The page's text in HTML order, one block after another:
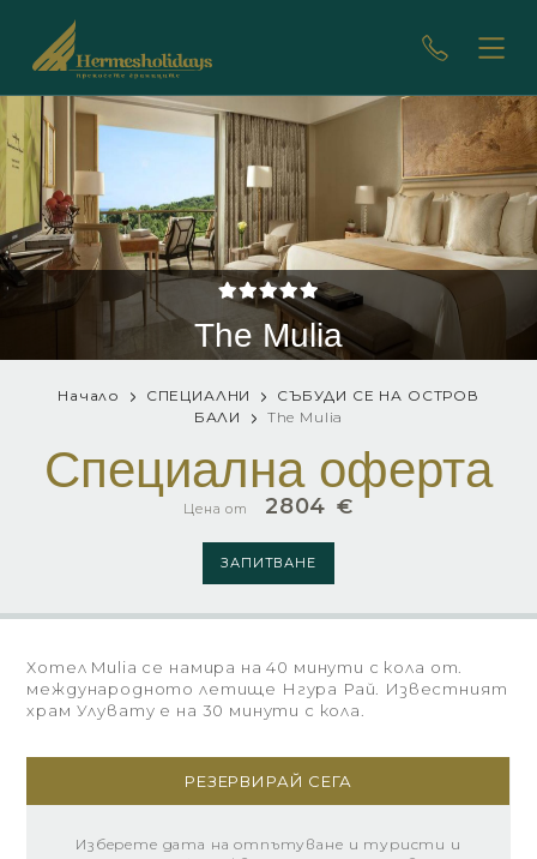
The Mulia
Начало СПЕЦИАЛНИ
СЪБУДИ СЕ НА ОСТРОВ
БАЛИ
The Mulia
Специална оферта
Цена от 2804 €
ЗАПИТВАНЕ
Хотел Mulia се намира на 40 минути с кола от.
международното летище Нгура Рай. Известният
храм Улувату е на 30 минути с кола.
РЕЗЕРВИРАЙ СЕГА
Изберете дата на отпътуване и туристи и